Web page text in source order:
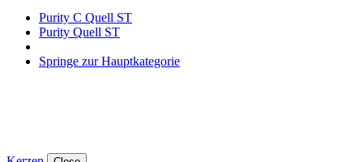
Purity C Quell ST
Purity Quell ST
Springe zur Hauptkategorie